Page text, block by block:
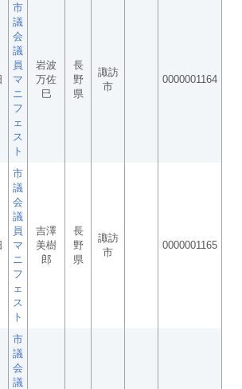
市
議
会
議
員
マ
ニ
フ
ェ
ス
ト
岩波
万佐
巳
長
野
県
諏訪
市
0000001164
市
議
会
議
員
マ
ニ
フ
ェ
ス
ト
吉澤
美樹
郎
長
野
県
諏訪
市
0000001165
市
議
会
議